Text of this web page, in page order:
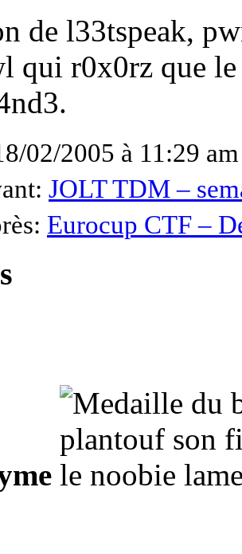
de l33tspeak,
qui r0x0rz que
02/2005 à 11:29
JOLT TDM –
Eurocup CTF –